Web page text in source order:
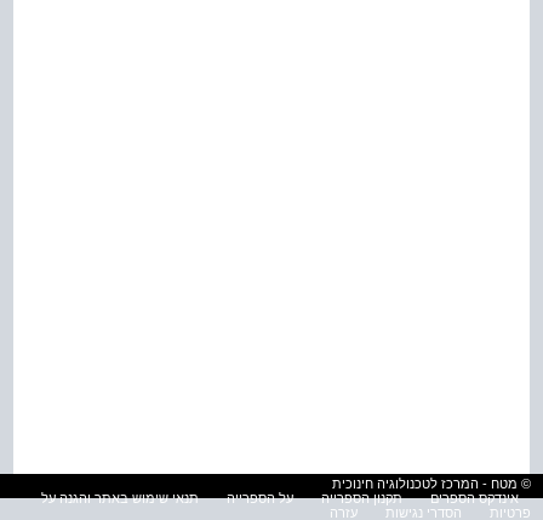
© מטח - המרכז לטכנולוגיה חינוכית
אינדקס הספרים
תקנון הספרייה על הספרייה
תנאי שימוש באתר והגנה על
פרטיות
הסדרי נגישות עזרה